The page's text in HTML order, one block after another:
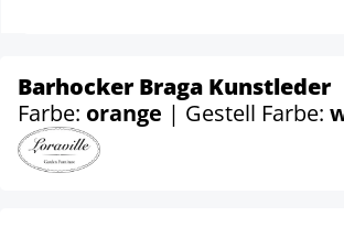
Barhocker Braga Kunstleder
Farbe: orange | Gestell Farbe: